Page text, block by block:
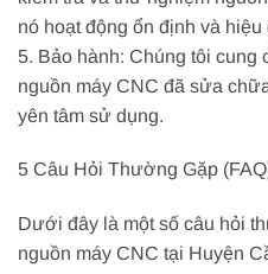
nó hoạt động ổn định và hiệu
5. Bảo hành: Chúng tôi cung
nguồn máy CNC đã sửa
yên tâm sử dụng.
5 Câu Hỏi Thường Gặp
Dưới đây là một số câu hỏi
nguồn máy CNC tại Huyện